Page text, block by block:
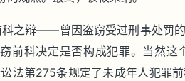
之辩——曾因盗窃受过刑事处罚
前科决定是否构成犯罪。当然这
法第275条规定了未成年人犯罪